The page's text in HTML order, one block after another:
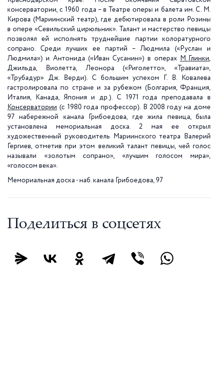
консерватории, с 1960 года – в Театре оперы и балета им. С. М.
Кирова (Мариинский театр), где дебютировала в роли Розины
в опере «Севильский цирюльник». Талант и мастерство певицы
позволял ей исполнять труднейшие партии колоратурного
сопрано. Среди лучших ее партий – Людмила («Руслан и
Людмила») и Антонида («Иван Сусанин») в операх
М. Глинки,
Джильда, Виолетта, Леонора («Риголетто», «Травиата»,
«Трубадур» Дж. Верди). С большим успехом Г. В. Ковалева
гастролировала по стране и за рубежом (Болгария, Франция,
Италия, Канада, Япония и др.). С 1971 года преподавала в
Консерватории (с 1980 года профессор). В 2008 году на доме
97 набережной канала Грибоедова, где жила певица, была
установлена мемориальная доска. 2 мая ее открыл
художественный руководитель Мариинского театра Валерий
Гергиев, отметив при этом великий талант певицы, чей голос
называли «золотым сопрано», «лучшим голосом мира»,
«голосом века».
Мемориальная доска - наб. канала Грибоедова, 97
Поделиться в соцсетях